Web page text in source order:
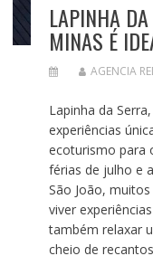
LAPINHA
MINAS É
AGENCIA
Lapinha da
experiências
ecoturismo para
férias de julho e
São João,
viver
também relaxar
cheio de